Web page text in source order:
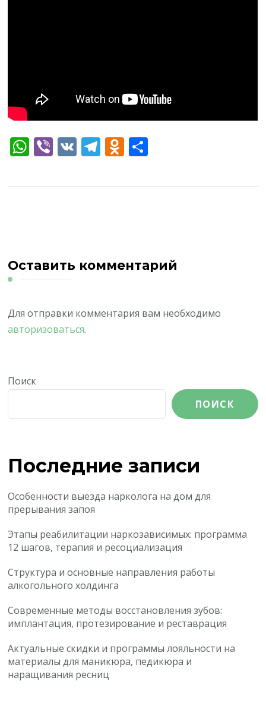
WhatsApp
Viber
VKTelegram
Odnoklassniki
Оставить комментарий
Для отправки комментария вам необходимо
авторизоваться.
Поиск
ПОИСК
Последние записи
Особенности выезда нарколога на дом для
прерывания запоя
Этапы реабилитации наркозависимых: программа
12 шагов, терапия и ресоциализация
Структура и основные направления работы
алкогольного холдинга
Современные методы восстановления зубов:
имплантация, протезирование и реставрация
Актуальные скидки и программы лояльности на
материалы для маникюра, педикюра и
наращивания ресниц